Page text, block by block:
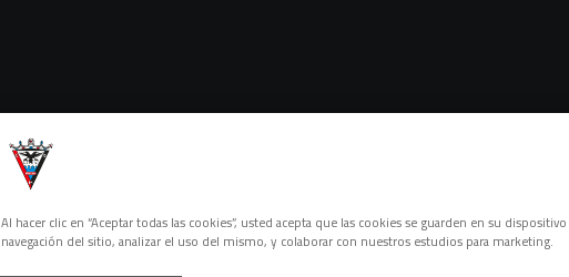
Lo sentimos, no hemos encontrado nada.
Intenta otra búsqueda.
Al hacer clic en “Aceptar todas las cookies”, usted acepta que las cookies se guarden en su
navegación del sitio, analizar el uso del mismo, y colaborar con nuestros estudios para marketing.